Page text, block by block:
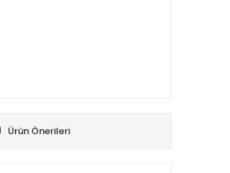
Ürün Önerileri